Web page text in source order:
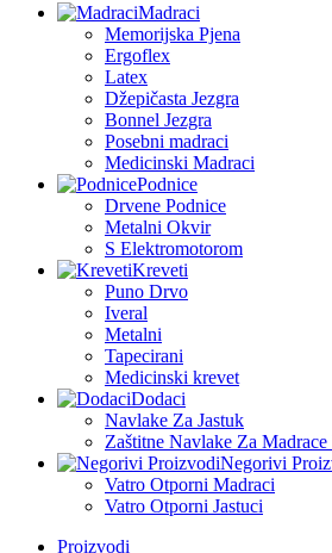
Madraci
Memorijska Pjena
Ergoflex
Latex
Džepičasta Jezgra
Bonnel Jezgra
Posebni madraci
Medicinski Madraci
Podnice
Drvene Podnice
Metalni Okvir
S Elektromotorom
Kreveti
Puno Drvo
Iveral
Metalni
Tapecirani
Medicinski krevet
Dodaci
Navlake Za Jastuk
Zaštitne Navlake Za
Negorivi
Vatro Otporni Madraci
Vatro Otporni Jastuci
Proizvodi